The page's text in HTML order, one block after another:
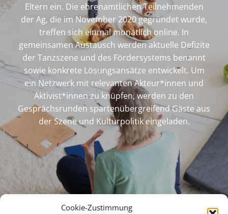
Cookie-Zustimmung
Eltern ein. Die ehrenamtlichen Teilnehmenden
der Ag, die im November 2020 gegründet wurde,
treffen sich einmal monatlich online. In
gemeinsamen Austausch werden aktuelle Defizite
der Tanzszene und des Fördersystems benannt
sowie konkrete Lösungsansätze entwickelt. Um
ein Netzwerk mit relevanten Akteur*innen und
Aktivist*innen zu knüpfen, werden zu den
Gesprächsrunden spartenübergreifend Gäste aus
der Szene und Kulturpolitik eingeladen.
Kontaktiere Uns